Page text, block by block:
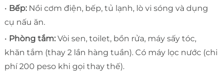
• Bếp:Nồi cơm điện, bếp, tủ lạnh, lò vi sóng và dụng
cụ nấu ăn.
• Phòng tắm:Vòi sen, toilet, bồn rửa, máy sấy tóc,
khăn tắm (thay 2 lần hàng tuần). Có máy lọc nước (chi
phí 200 peso khi gọi thay thế).